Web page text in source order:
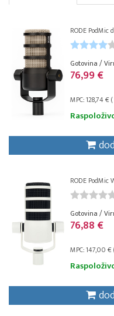
RODE
Gotovina /
76,99 €
MPC: 128,74 €
RODE
Gotovina /
76,88 €
MPC: 147,00 €